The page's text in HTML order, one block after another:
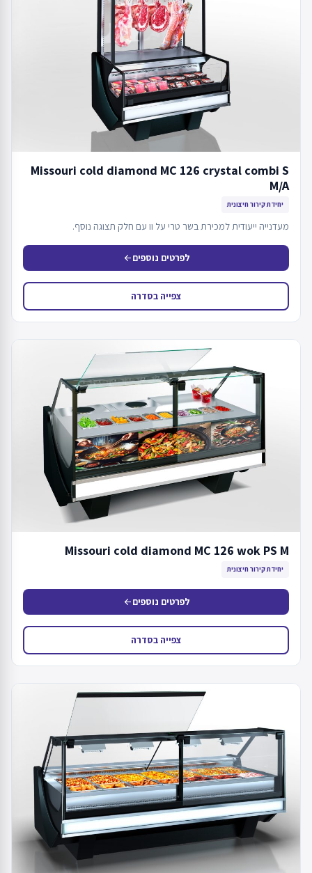
Missouri cold diamond MC 126 crystal combi S
M/A
יחידת קירור חיצונית
מעדנייה ייעודית למכירת בשר טרי על וו עם חלק תצוגה נוסף.
לפרטים נוספיםarrow_back
צפייה בסדרה
Missouri cold diamond MC 126 wok PS M
יחידת קירור חיצונית
לפרטים נוספיםarrow_back
צפייה בסדרה